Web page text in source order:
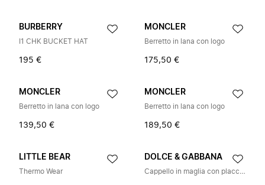
BURBERRY
I1 CHK BUCKET HAT
195 €
MONCLER
Berretto in lana con logo
175,50 €
MONCLER
Berretto in lana con logo
139,50 €
MONCLER
Berretto in lana con logo
189,50 €
LITTLE BEAR
Thermo Wear
DOLCE & GABBANA
Cappello in maglia con placca logo